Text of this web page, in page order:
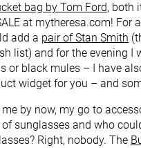
bag by Tom Ford, both
at mytheresa.com! For
add a pair of Stan Smith
list) and for the evening I
or black mules – I have
widget for you – and
by now, my go to
sunglasses and who
Right, nobody. The